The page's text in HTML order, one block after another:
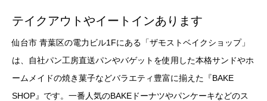
テイクアウトやイートインあります
仙台市 青葉区の電力ビル1Fにある「ザモストベイクショップ」
は、自社パン工房直送パンやバゲットを使用した本格サンドやホ
ームメイドの焼き菓子などバラエティ豊富に揃えた『BAKE
SHOP』です。一番人気のBAKEドーナツやパンケーキなどのス